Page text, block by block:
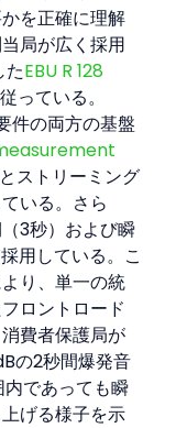
を正確に理解
局が広く採用
たEBU R 128
っている。
件の両方の基盤
ストリーミング
いる。さら
3秒）および瞬
用している。こ
り、単一の統
ロントロード
費者保護局が
の2秒間爆発音
であっても瞬
げる様子を示